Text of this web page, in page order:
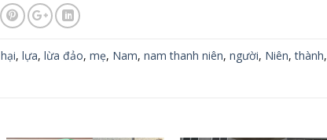
hại, lựa, lừa đảo, mẹ, Nam, nam thanh niên, người, Niên,thành,